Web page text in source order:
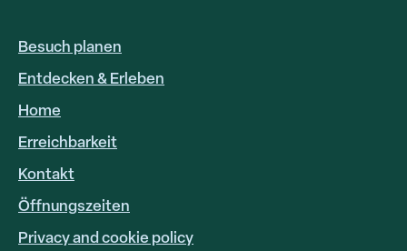
HOOFDNAVIGATIE
DE
Besuch planen
Entdecken & Erleben
Home
FOOTER
LINKS
Erreichbarkeit
Kontakt
Öffnungszeiten
Privacy and cookie policy